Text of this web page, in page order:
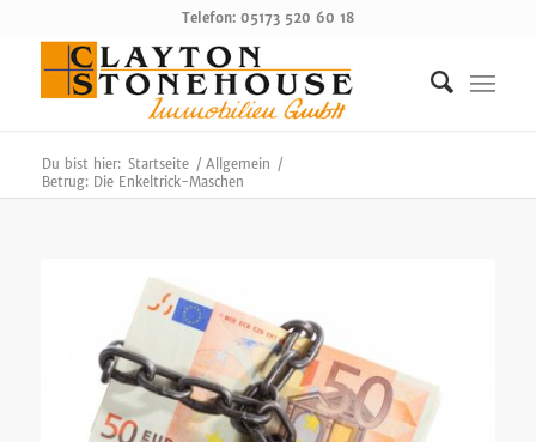
Telefon: 05173 520 60 18
Du bist hier: Startseite / Allgemein /
Betrug: Die Enkeltrick-Maschen